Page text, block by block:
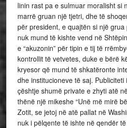
linin rast pa e sulmuar moralisht si
marrë gruan një tjetri, dhe të
për president, e quajtën si një
nuk mund të kishte vend në
e “akuzonin” për tipin e tij të
kontrollit të vetvetes, duke e bërë
kryesor që mund të shkatëronte
dhe institucioneve të saj.
çështje shumë private e zhyti atë
thënë një mikeshe “Unë më mirë
Zotit, se jetoj në atë pallat në
nuk i pëlqente të ishte në qendër